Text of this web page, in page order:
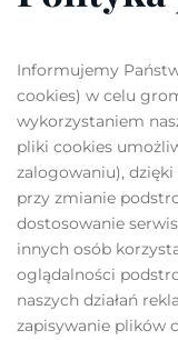
Informujemy
cookies) w celu
wykorzystaniem
pliki cookies
zalogowaniu),
przy zmianie
dostosowanie
innych osób
oglądalności
naszych działań
zapisywanie plików